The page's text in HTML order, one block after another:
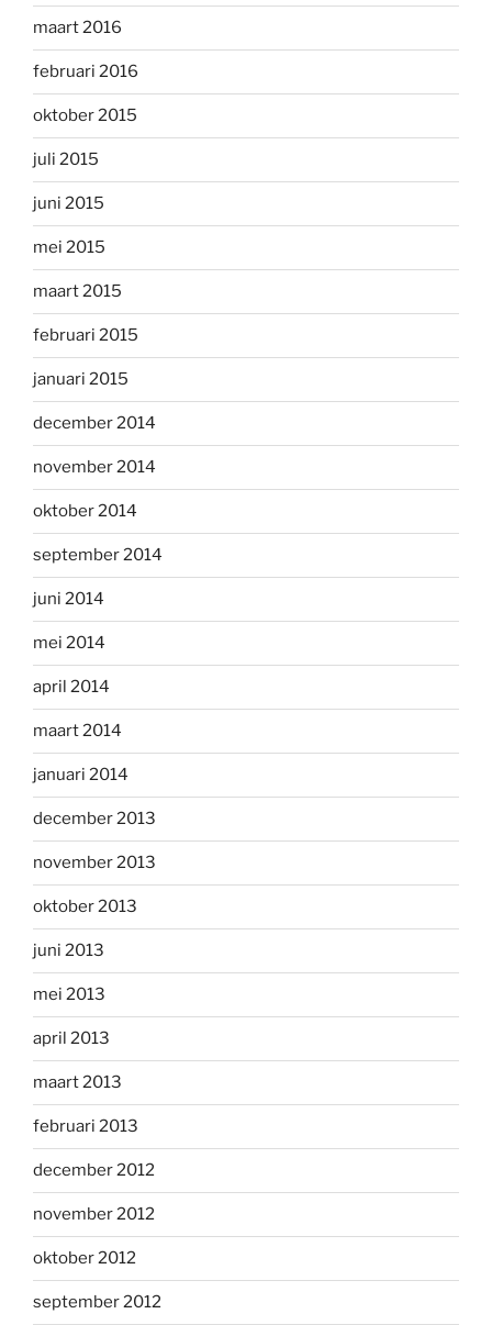
maart 2016
februari 2016
oktober 2015
juli 2015
juni 2015
mei 2015
maart 2015
februari 2015
januari 2015
december 2014
november 2014
oktober 2014
september 2014
juni 2014
mei 2014
april 2014
maart 2014
januari 2014
december 2013
november 2013
oktober 2013
juni 2013
mei 2013
april 2013
maart 2013
februari 2013
december 2012
november 2012
oktober 2012
september 2012